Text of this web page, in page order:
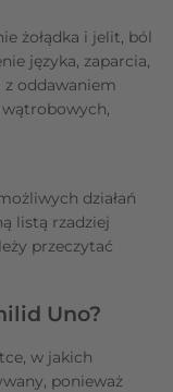
żołądka i jelit, ból
języka, zaparcia,
z oddawaniem
działań
listą rzadziej
przeczytać
Uno?
w jakich
ponieważ